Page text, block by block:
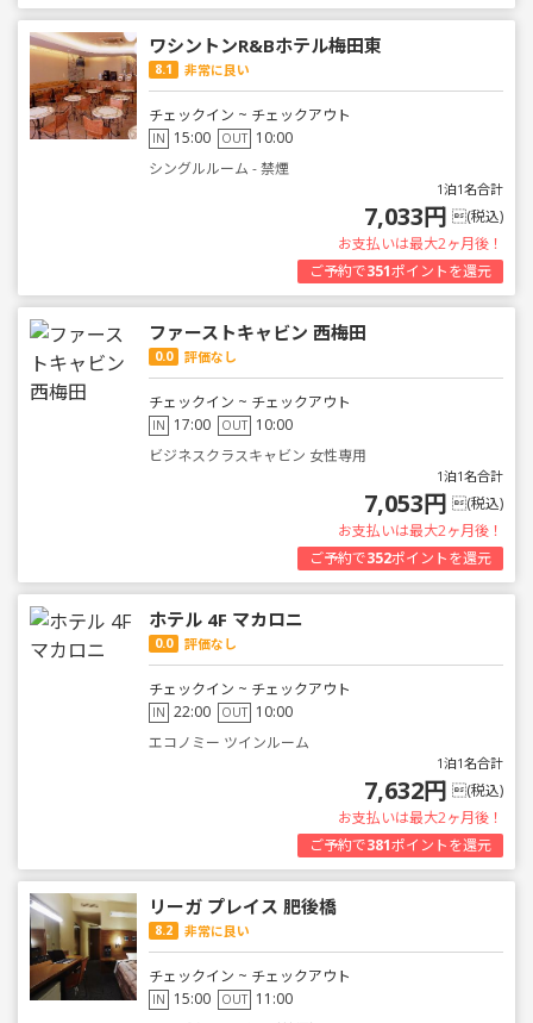
ワシントンR&Bホテル梅田東
8.1 非常に良い
チェックイン ~ チェックアウト
IN 15:00 OUT 10:00
シングルルーム - 禁煙
1泊1名合計
7,033円 (税込)
お支払いは最大2ヶ月後！
ご予約で351ポイントを還元
ファーストキャビン 西梅田
0.0 評価なし
チェックイン ~ チェックアウト
IN 17:00 OUT 10:00
ビジネスクラスキャビン 女性専用
1泊1名合計
7,053円 (税込)
お支払いは最大2ヶ月後！
ご予約で352ポイントを還元
ホテル 4F マカロニ
0.0 評価なし
チェックイン ~ チェックアウト
IN 22:00 OUT 10:00
エコノミー ツインルーム
1泊1名合計
7,632円 (税込)
お支払いは最大2ヶ月後！
ご予約で381ポイントを還元
リーガ プレイス 肥後橋
8.2 非常に良い
チェックイン ~ チェックアウト
IN 15:00 OUT 11:00